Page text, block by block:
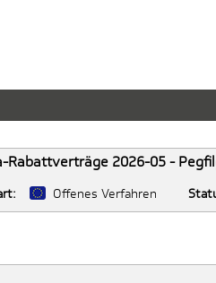
Rabattverträge 2026-05 -
Offenes Verfahren